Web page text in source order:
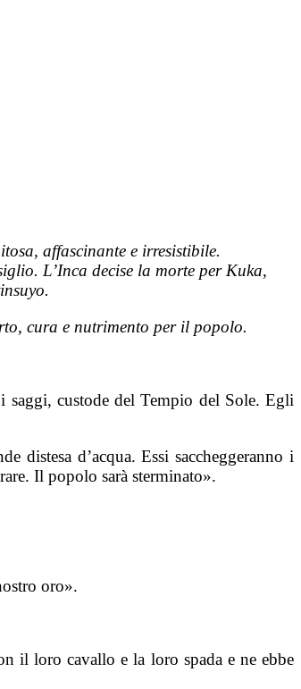
affascinante e irresistibile.
L’Inca decise la morte per Kuka,
cura e nutrimento per il popolo.
saggi, custode del Tempio del Sole. Egli
distesa d’acqua. Essi saccheggeranno i
Il popolo sarà sterminato».
oro».
il loro cavallo e la loro spada e ne ebbe